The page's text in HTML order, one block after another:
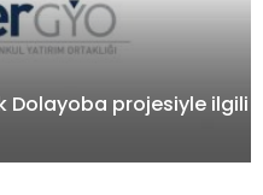
projesiyle ilgili